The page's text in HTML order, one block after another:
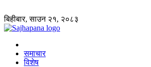
बिहीबार, साउन २१, २०८३
समाचार
विशेष